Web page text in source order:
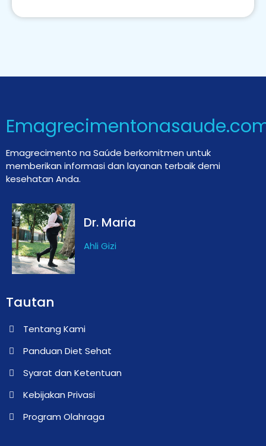
Emagrecimento na Saúde berkomitmen untuk
memberikan informasi dan layanan terbaik demi
kesehatan Anda.
Dr. Maria
Ahli Gizi
Tautan
Tentang Kami
Panduan Diet Sehat
Syarat dan Ketentuan
Kebijakan Privasi
Program Olahraga